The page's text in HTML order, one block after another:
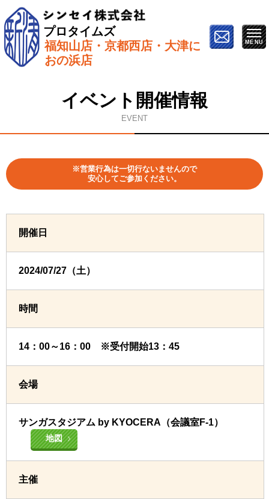
プロタイムズ
福知山店・京都西店・大津に
おの浜店
ホーム»イベント情報»7月27日（土）【亀岡市で開
催】屋根&外壁塗り替えセミナー
イベント開催情報
EVENT
※営業行為は一切行ないませんので
安心してご参加ください。
開催日
2024/07/27（土）
時間
14：00～16：00 ※受付開始13：45
会場
サンガスタジアム by KYOCERA（会議室F-1）
地図
主催